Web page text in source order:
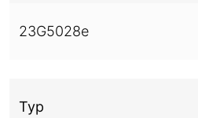
23G5028e
Typ